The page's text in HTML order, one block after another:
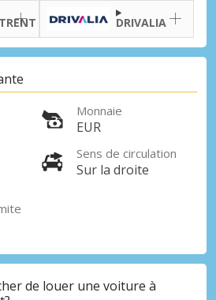
DRIVALIA
Monnaie
EUR
Sens de circulation
Sur la droite
de louer une voiture à